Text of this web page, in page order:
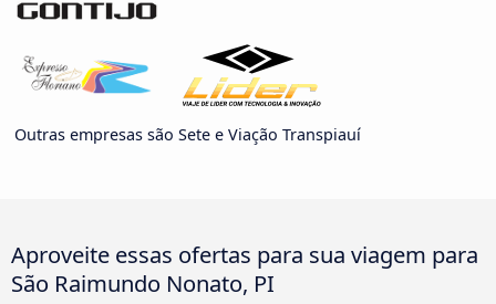
Outras empresas são Sete e Viação Transpiauí
Aproveite essas ofertas para sua viagem para
São Raimundo Nonato, PI